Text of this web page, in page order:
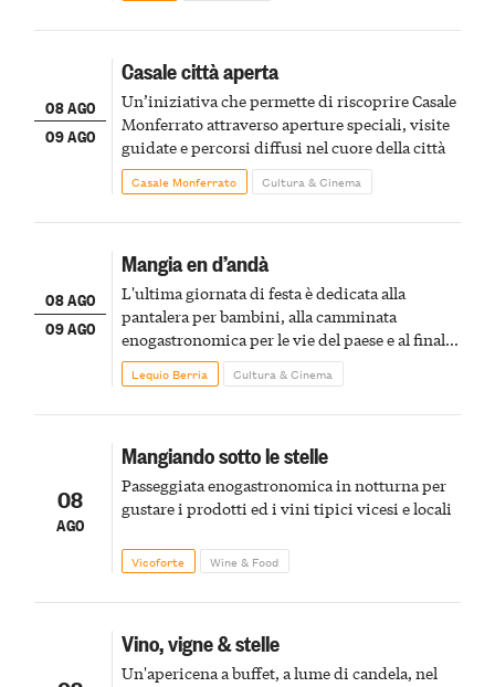
08 AGO
09 AGO
Casale città aperta
Un’iniziativa che permette di riscoprire Casale
Monferrato attraverso aperture speciali, visite
guidate e percorsi diffusi nel cuore della città
Casale Monferrato Cultura & Cinema
08 AGO
09 AGO
Mangia en d’andà
L'ultima giornata di festa è dedicata alla
pantalera per bambini, alla camminata
enogastronomica per le vie del paese e al finale
pirotecnico
Lequio Berria Cultura & Cinema
08
AGO
Mangiando sotto le stelle
Passeggiata enogastronomica in notturna per
gustare i prodotti ed i vini tipici vicesi e locali
Vicoforte Wine & Food
Vino, vigne & stelle
Un'apericena a buffet, a lume di candela, nel